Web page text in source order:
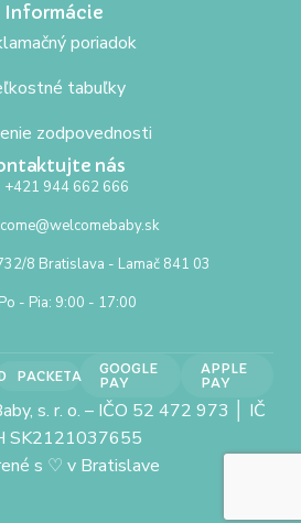
Informácie
poriadok
tabuľky
zodpovednosti
nás
+421 944 662 666
8 Bratislava - Lamač 841 03
Po - Pia: 9:00 - 17:00
PACKETA
GOOGLE
PAY
APPLE
PAY
s. r. o. – IČO 52 472 973 │ IČ
SK2121037655
s ♡ v Bratislave